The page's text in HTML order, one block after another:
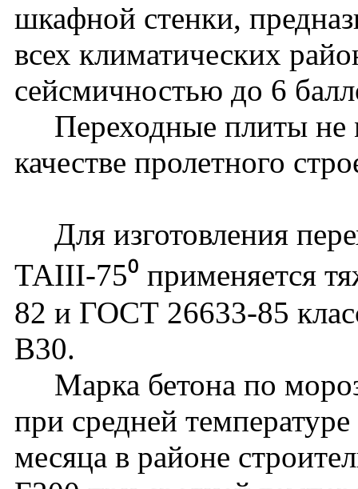
шкафной стенки,
всех климатических
сейсмичностью до 6
Переходные плиты не
качестве пролетного
Для изготовления
ТАIII-75⁰ применяется
82 и ГОСТ 26633-85
В30.
Марка бетона по
при средней
месяца в районе